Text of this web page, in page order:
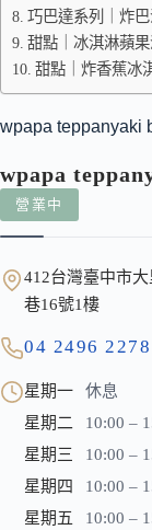
巧巴達系列｜炸
甜點｜冰淇淋蘋果
甜點｜炸香蕉冰
wpapa teppanyaki
wpapa
營業中
412台灣臺中市
巷16號1樓
04 2496 2278
星期一
休息
星期二
10:00 –
星期三
10:00 –
星期四
10:00 –
星期五
10:00 –